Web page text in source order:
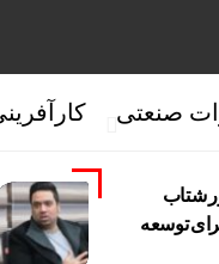
صنعتی
شتاب
توسعه